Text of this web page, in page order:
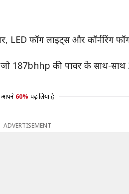
फॉग लाइट्स और कॉर्नरिंग
जो 187bhhp की पावर के साथ-
आपने 60% पढ़ लिया है
ADVERTISEMENT